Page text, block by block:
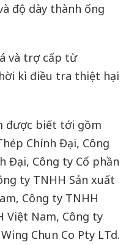
độ dày thành ống
và trợ cấp từ
kì điều tra thiệt hại
được biết tới gồm
Chính Đại, Công
Đại, Công ty Cổ phần
ty TNHH Sản xuất
Công ty TNHH
Việt Nam, Công ty
Chun Co Pty LTd.